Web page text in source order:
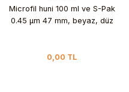
Microfil huni 100 ml ve S-Pak
0.45 µm 47 mm, beyaz, düz
0,00 TL